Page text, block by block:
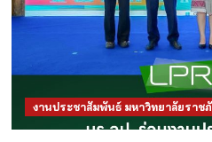
งานประชาสัมพันธ์ มหาวิทยาลัยราช